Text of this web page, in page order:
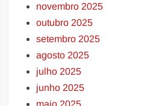
novembro 2025
outubro 2025
setembro 2025
agosto 2025
julho 2025
junho 2025